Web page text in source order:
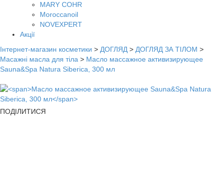
MARY COHR
Moroccanoil
NOVEXPERT
Акції
Інтернет-магазин косметики > ДОГЛЯД > ДОГЛЯД ЗА ТІЛОМ >
Масажні масла для тіла > Масло массажное активизирующее
Sauna&Spa Natura Siberica, 300 мл
ПОДІЛИТИСЯ